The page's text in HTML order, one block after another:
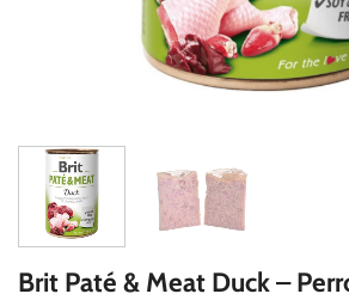
Brit Paté & Meat Duck –